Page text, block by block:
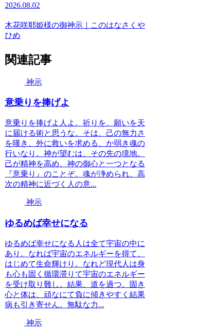
2026.08.02
木花咲耶姫様の御神示｜このはなさくや
ひめ
関連記事
神示
意乗りを捧げよ
意乗りを捧げよ人よ。祈りを、願いを天
に届ける術と思うな。そは、己の無力さ
を嘆き、外に救いを求める、か弱き魂の
行いなり。神が望むは、その先の境地。
己が精神を高め、神の御心と一つとなる
『意乗り』のことぞ。魂が浄められ、高
次の精神に近づく人の意...
神示
ゆるめば幸せになる
ゆるめば幸せになる人は全て宇宙の中に
あり。なれば宇宙のエネルギーを得て、
はじめて生命輝けり。なれど現代人は身
も心も固く循環滞りて宇宙のエネルギー
を受け取り難し。結果、道を過つ。固き
心と体は、頑なにて負に傾きやすく結果
病も引き寄せん。無駄な力...
神示